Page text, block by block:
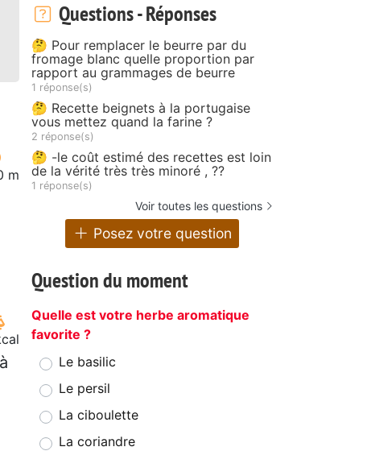
m
Questions - Réponses
🤔 Pour remplacer le beurre par du
fromage blanc quelle proportion par
rapport au grammages de beurre
1 réponse(s)
🤔 Recette beignets à la portugaise
vous mettez quand la farine ?
2 réponse(s)
🤔 -le coût estimé des recettes est loin
de la vérité très très minoré , ??
1 réponse(s)
Voir toutes les questions
Posez votre question
Question du moment
Quelle est votre herbe aromatique
favorite ?
Le basilic
Le persil
La ciboulette
La coriandre